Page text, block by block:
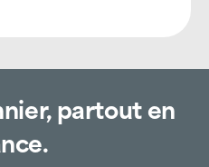
partout en